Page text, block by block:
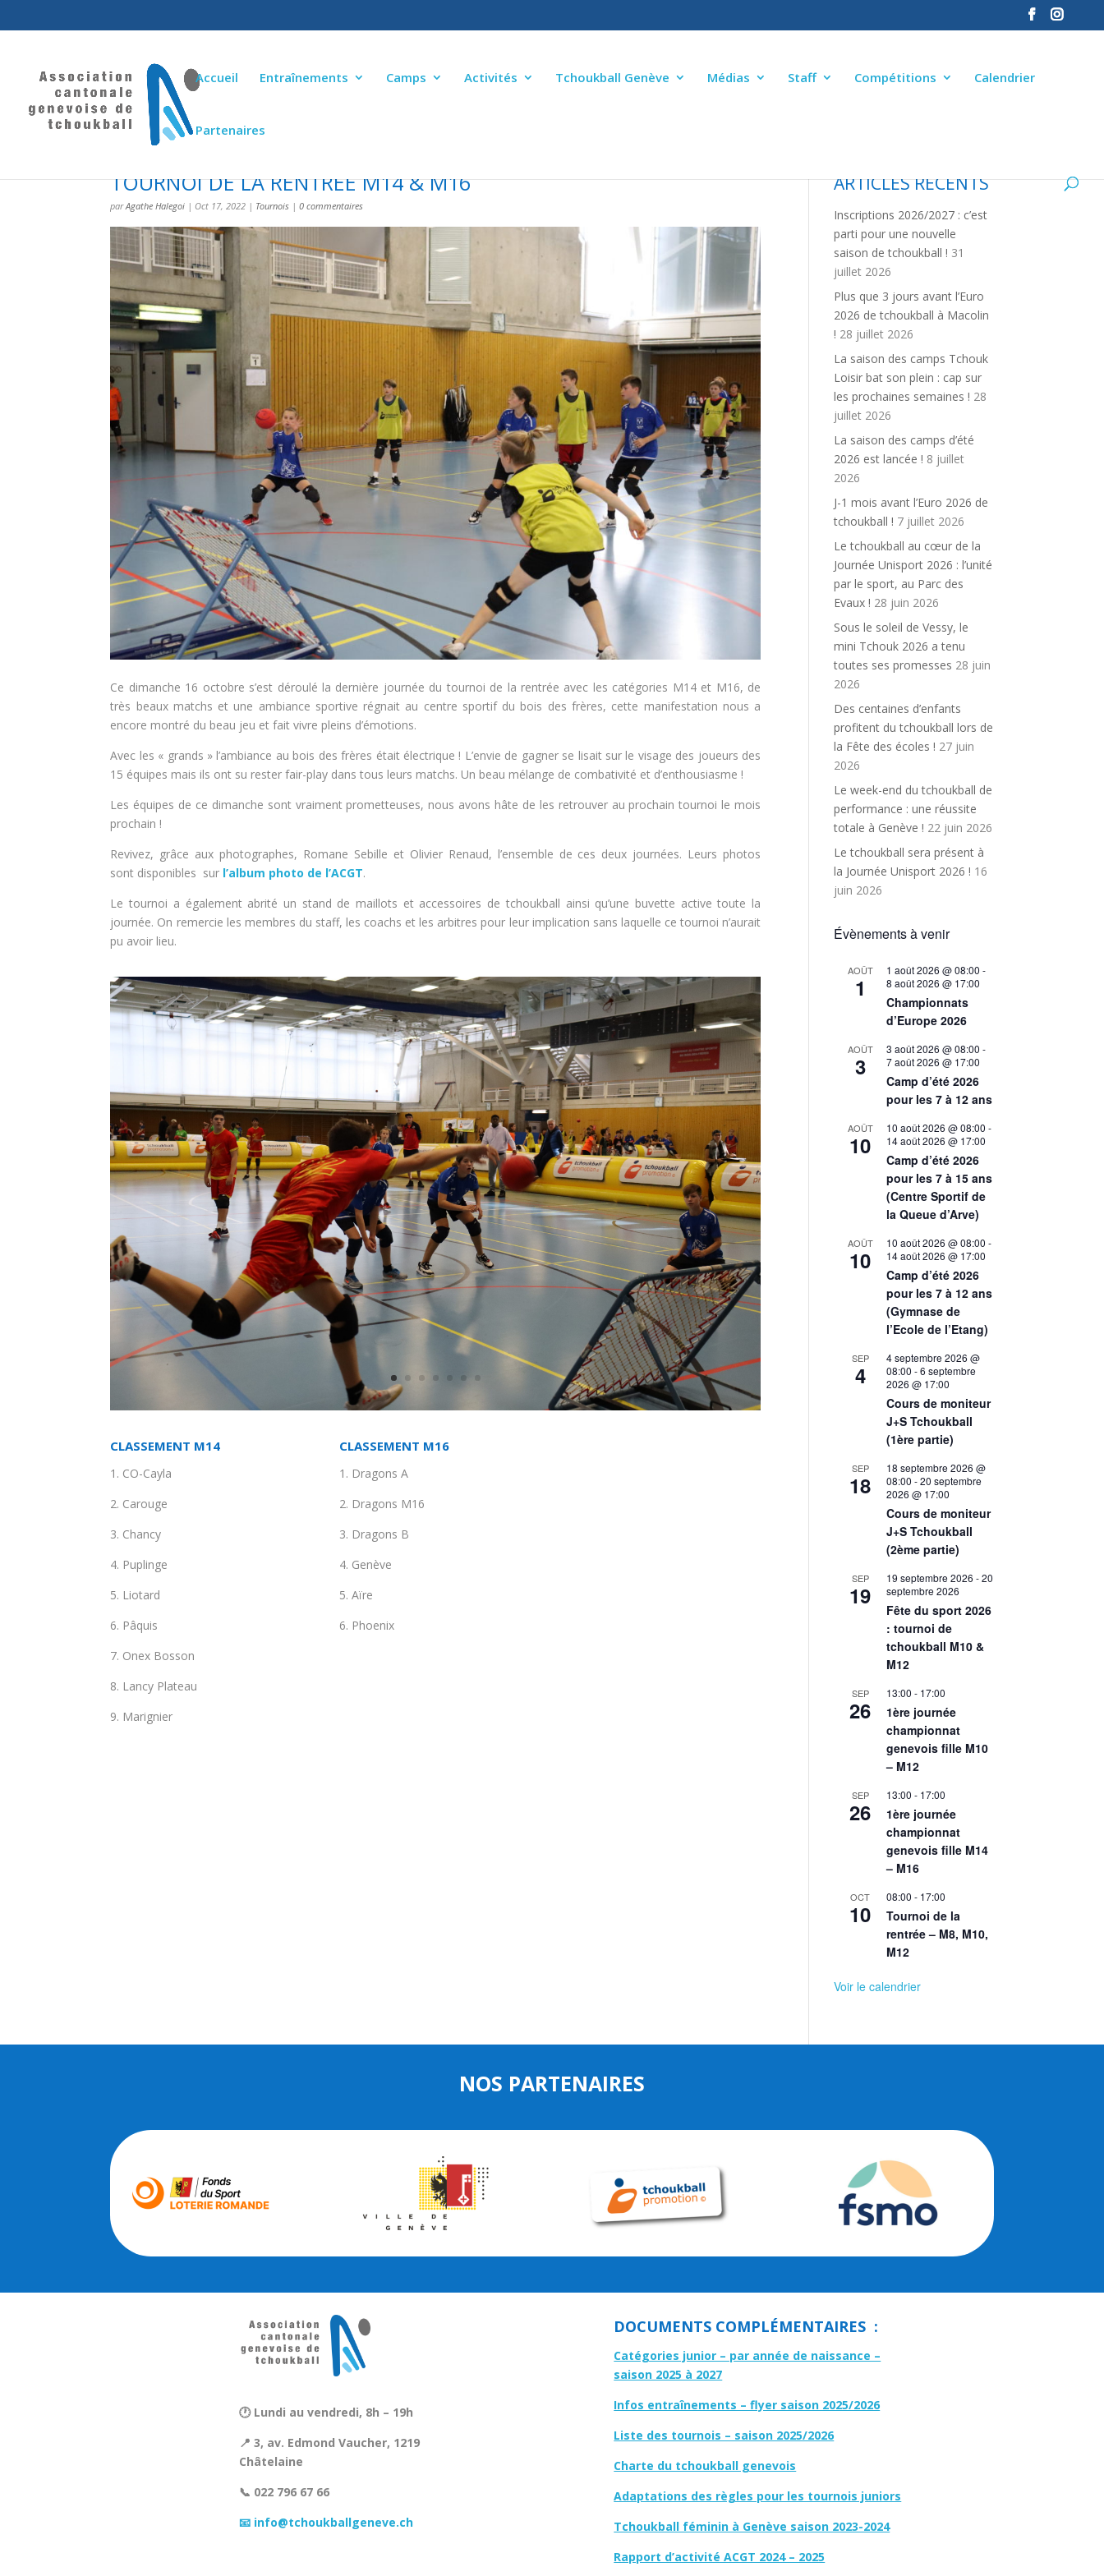
Accueil Entraînements Camps Activités Tchoukball Genève Médias Staff Compétitions Calendrier
Partenaires
TOURNOI DE LA RENTRÉE M14 & M16
parAgathe Halegoi | Oct 17, 2022 | Tournois |0 commentaires
Ce dimanche 16 octobre s’est déroulé la dernière journée du tournoi de la rentrée avec les catégories M14 et M16, de
très beaux matchs et une ambiance sportive régnait au centre sportif du bois des frères, cette manifestation nous a
encore montré du beau jeu et fait vivre pleins d’émotions.
Avec les « grands » l’ambiance au bois des frères était électrique ! L’envie de gagner se lisait sur le visage des joueurs des
15 équipes mais ils ont su rester fair-play dans tous leurs matchs. Un beau mélange de combativité et d’enthousiasme !
Les équipes de ce dimanche sont vraiment prometteuses, nous avons hâte de les retrouver au prochain tournoi le mois
prochain !
Revivez, grâce aux photographes, Romane Sebille et Olivier Renaud, l’ensemble de ces deux journées. Leurs photos
sont disponibles sur l’album photo de l’ACGT.
Le tournoi a également abrité un stand de maillots et accessoires de tchoukball ainsi qu’une buvette active toute la
journée. On remercie les membres du staff, les coachs et les arbitres pour leur implication sans laquelle ce tournoi n’aurait
pu avoir lieu.
CLASSEMENT M14
1. CO-Cayla
2. Carouge
3. Chancy
4. Puplinge
5. Liotard
6. Pâquis
7. Onex Bosson
8. Lancy Plateau
9. Marignier
CLASSEMENT M16
1. Dragons A
2. Dragons M16
3. Dragons B
4. Genève
5. Aïre
6. Phoenix
ARTICLES RÉCENTS
Inscriptions 2026/2027 : c’est
parti pour une nouvelle
saison de tchoukball ! 31
juillet 2026
Plus que 3 jours avant l’Euro
2026 de tchoukball à Macolin
! 28 juillet 2026
La saison des camps Tchouk
Loisir bat son plein : cap sur
les prochaines semaines ! 28
juillet 2026
La saison des camps d’été
2026 est lancée ! 8 juillet
2026
J-1 mois avant l’Euro 2026 de
tchoukball ! 7 juillet 2026
Le tchoukball au cœur de la
Journée Unisport 2026 : l’unité
par le sport, au Parc des
Evaux ! 28 juin 2026
Sous le soleil de Vessy, le
mini Tchouk 2026 a tenu
toutes ses promesses 28 juin
2026
Des centaines d’enfants
profitent du tchoukball lors de
la Fête des écoles ! 27 juin
2026
Le week-end du tchoukball de
performance : une réussite
totale à Genève ! 22 juin 2026
Le tchoukball sera présent à
la Journée Unisport 2026 ! 16
juin 2026
Évènements à venir
AOÛT
1
1 août 2026 @ 08:00 -
8 août 2026 @ 17:00
Championnats
d’Europe 2026
AOÛT
3
3 août 2026 @ 08:00 -
7 août 2026 @ 17:00
Camp d’été 2026
pour les 7 à 12 ans
AOÛT
10
10 août 2026 @ 08:00 -
14 août 2026 @ 17:00
Camp d’été 2026
pour les 7 à 15 ans
(Centre Sportif de
la Queue d’Arve)
AOÛT
10
10 août 2026 @ 08:00 -
14 août 2026 @ 17:00
Camp d’été 2026
pour les 7 à 12 ans
(Gymnase de
l’Ecole de l’Etang)
SEP
4
4 septembre 2026 @
08:00 -6 septembre
2026 @ 17:00
Cours de moniteur
J+S Tchoukball
(1ère partie)
SEP
18
18 septembre 2026 @
08:00 -20 septembre
2026 @ 17:00
Cours de moniteur
J+S Tchoukball
(2ème partie)
SEP
19
19 septembre 2026 -20
septembre 2026
Fête du sport 2026
: tournoi de
tchoukball M10 &
M12
SEP
26
13:00 - 17:00
1ère journée
championnat
genevois fille M10
– M12
SEP
26
13:00 - 17:00
1ère journée
championnat
genevois fille M14
– M16
OCT
10
08:00 - 17:00
Tournoi de la
rentrée – M8, M10,
M12
Voir le calendrier
NOS PARTENAIRES
🕐 Lundi au vendredi, 8h – 19h
📍 3, av. Edmond Vaucher, 1219
Châtelaine
📞 022 796 67 66
📧 info@tchoukballgeneve.ch
DOCUMENTS COMPLÉMENTAIRES :
Catégories junior – par année de naissance –
saison 2025 à 2027
Infos entraînements – flyer saison 2025/2026
Liste des tournois – saison 2025/2026
Charte du tchoukball genevois
Adaptations des règles pour les tournois juniors
Tchoukball féminin à Genève saison 2023-2024
Rapport d’activité ACGT 2024 – 2025